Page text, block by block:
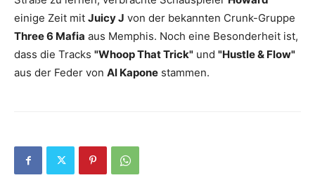
einige Zeit mit Juicy J von der bekannten Crunk-Gruppe
Three 6 Mafia aus Memphis. Noch eine Besonderheit ist,
dass die Tracks "Whoop That Trick" und "Hustle & Flow"
aus der Feder von Al Kapone stammen.